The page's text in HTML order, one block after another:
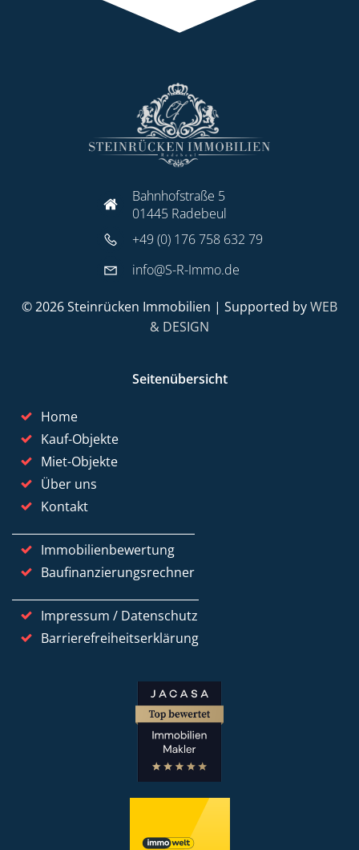
Bahnhofstraße 5
01445 Radebeul
+49 (0) 176 758 632 79
info@S-R-Immo.de
© 2026 Steinrücken Immobilien | Supported byWEB
& DESIGN
Seitenübersicht
Home
Kauf-Objekte
Miet-Objekte
Über uns
Kontakt
Immobilienbewertung
Baufinanzierungsrechner
Impressum / Datenschutz
Barrierefreiheitserklärung